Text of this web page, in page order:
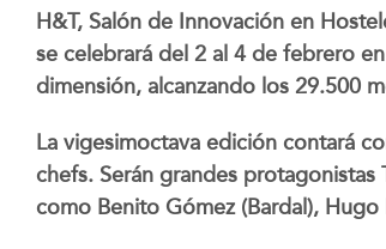
H&T, Salón de Innovación en
se celebrará del 2 al 4 de febrero
dimensión, alcanzando los 29.500
La vigesimoctava edición contará
chefs. Serán grandes
como Benito Gómez (Bardal),